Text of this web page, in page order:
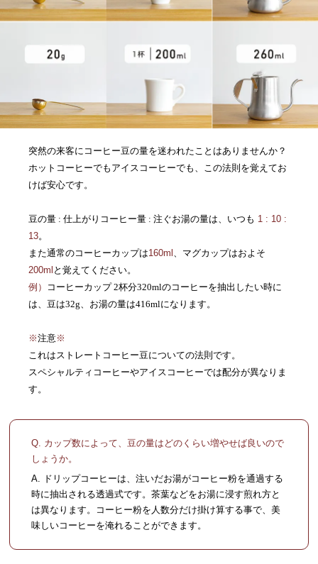
突然の来客にコーヒー豆の量を迷われたことはありませんか？
ホットコーヒーでもアイスコーヒーでも、この法則を覚えてお
けば安心です。
豆の量 : 仕上がりコーヒー量 : 注ぐお湯の量は、いつも 1 : 10 :
13。
また通常のコーヒーカップは160ml 、マグカップはおよそ
200ml と覚えてください。
例）
コーヒーカップ 2杯分320mlのコーヒーを抽出したい時に
は、豆は32g、お湯の量は416mlになります。
※注意※
これはストレートコーヒー豆についての法則です。
スペシャルティコーヒーやアイスコーヒーでは配分が異なりま
す。
Q. カップ数によって、豆の量はどのくらい増やせば良いので
しょうか。
A. ドリップコーヒーは、注いだお湯がコーヒー粉を通過する
時に抽出される透過式です。茶葉などをお湯に浸す煎れ方と
は異なります。コーヒー粉を人数分だけ掛け算する事で、美
味しいコーヒーを淹れることができます。